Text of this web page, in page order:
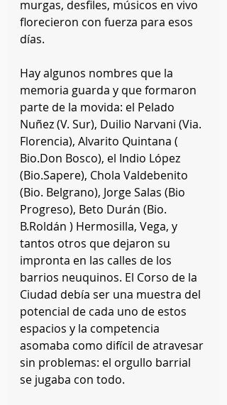
murgas, desfiles, músicos en vivo
florecieron con fuerza para esos
días.
Hay algunos nombres que la
memoria guarda y que formaron
parte de la movida: el Pelado
Nuñez (V. Sur), Duilio Narvani (Via.
Florencia), Alvarito Quintana (
Bio.Don Bosco), el Indio López
(Bio.Sapere), Chola Valdebenito
(Bio. Belgrano), Jorge Salas (Bio
Progreso), Beto Durán (Bio.
B.Roldán ) Hermosilla, Vega, y
tantos otros que dejaron su
impronta en las calles de los
barrios neuquinos. El Corso de la
Ciudad debía ser una muestra del
potencial de cada uno de estos
espacios y la competencia
asomaba como difícil de atravesar
sin problemas: el orgullo barrial
se jugaba con todo.